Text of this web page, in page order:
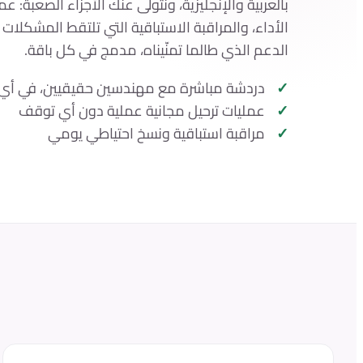
الأداء، والمراقبة الاستباقية التي تلتقط
الدعم الذي طالما تمنّيناه، مدمج في كل باقة.
دردشة مباشرة مع مهندسين حقيقيين، في
عمليات ترحيل مجانية عملية دون أي توقف
مراقبة استباقية ونسخ احتياطي يومي